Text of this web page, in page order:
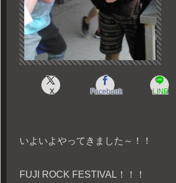
X Facebook LINE
いよいよやってきました～！！
FUJI ROCK FESTIVAL！！！